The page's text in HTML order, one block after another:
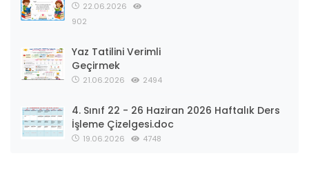
22.06.2026
902
Yaz Tatilini Verimli
Geçirmek
21.06.2026 2494
4. Sınıf 22 - 26 Haziran 2026 Haftalık Ders
İşleme Çizelgesi.doc
19.06.2026 4748